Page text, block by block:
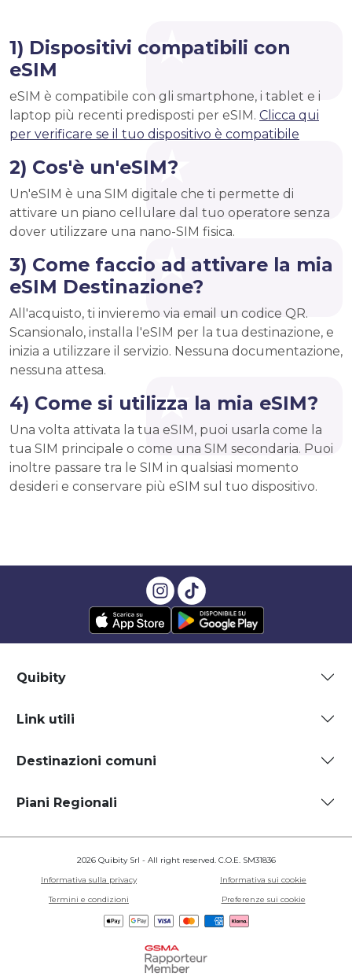
1) Dispositivi compatibili con
eSIM
eSIM è compatibile con gli smartphone, i tablet e i
laptop più recenti predisposti per eSIM. Clicca qui
per verificare se il tuo dispositivo è compatibile
2) Cos'è un'eSIM?
Un'eSIM è una SIM digitale che ti permette di
attivare un piano cellulare dal tuo operatore senza
dover utilizzare una nano-SIM fisica.
3) Come faccio ad attivare la mia
eSIM Destinazione?
All'acquisto, ti invieremo via email un codice QR.
Scansionalo, installa l'eSIM per la tua destinazione, e
inizia a utilizzare il servizio. Nessuna documentazione,
nessuna attesa.
4) Come si utilizza la mia eSIM?
Una volta attivata la tua eSIM, puoi usarla come la
tua SIM principale o come una SIM secondaria. Puoi
inoltre passare tra le SIM in qualsiasi momento
desideri e conservare più eSIM sul tuo dispositivo.
Quibity
Link utili
Destinazioni comuni
Piani Regionali
2026 Quibity Srl - All right reserved. C.O.E. SM31836
Informativa sulla privacy
Informativa sui cookie
Termini e condizioni
Preferenze sui cookie